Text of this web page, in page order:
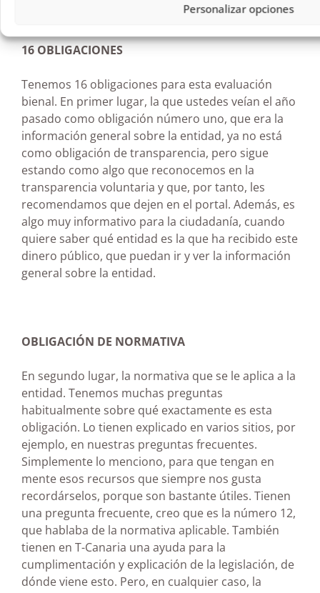
Personalizar opciones
16 OBLIGACIONES
Tenemos 16 obligaciones para esta evaluación
bienal. En primer lugar, la que ustedes veían el año
pasado como obligación número uno, que era la
información general sobre la entidad, ya no está
como obligación de transparencia, pero sigue
estando como algo que reconocemos en la
transparencia voluntaria y que, por tanto, les
recomendamos que dejen en el portal. Además, es
algo muy informativo para la ciudadanía, cuando
quiere saber qué entidad es la que ha recibido este
dinero público, que puedan ir y ver la información
general sobre la entidad.
OBLIGACIÓN DE NORMATIVA
En segundo lugar, la normativa que se le aplica a la
entidad. Tenemos muchas preguntas
habitualmente sobre qué exactamente es esta
obligación. Lo tienen explicado en varios sitios, por
ejemplo, en nuestras preguntas frecuentes.
Simplemente lo menciono, para que tengan en
mente esos recursos que siempre nos gusta
recordárselos, porque son bastante útiles. Tienen
una pregunta frecuente, creo que es la número 12,
que hablaba de la normativa aplicable. También
tienen en T-Canaria una ayuda para la
cumplimentación y explicación de la legislación, de
dónde viene esto. Pero, en cualquier caso, la